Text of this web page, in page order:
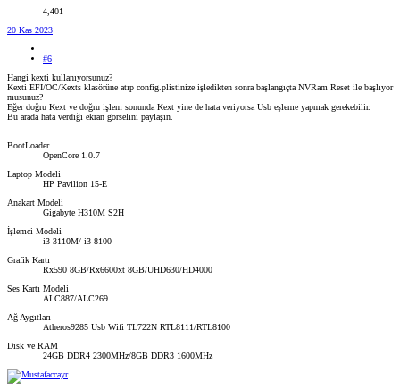
4,401
20 Kas 2023
#6
Hangi kexti kullanıyorsunuz?
Kexti EFI/OC/Kexts klasörüne atıp config.plistinize işledikten sonra başlangıçta NVRam Reset ile başlıyor
musunuz?
Eğer doğru Kext ve doğru işlem sonunda Kext yine de hata veriyorsa Usb eşleme yapmak gerekebilir.
Bu arada hata verdiği ekran görselini paylaşın.
BootLoader
OpenCore 1.0.7
Laptop Modeli
HP Pavilion 15-E
Anakart Modeli
Gigabyte H310M S2H
İşlemci Modeli
i3 3110M/ i3 8100
Grafik Kartı
Rx590 8GB/Rx6600xt 8GB/UHD630/HD4000
Ses Kartı Modeli
ALC887/ALC269
Ağ Aygıtları
Atheros9285 Usb Wifi TL722N RTL8111/RTL8100
Disk ve RAM
24GB DDR4 2300MHz/8GB DDR3 1600MHz